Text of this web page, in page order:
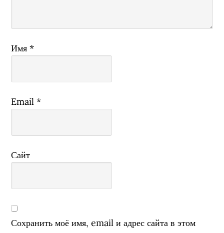
Имя*
Email*
Сайт
Сохранить моё имя, email и адрес сайта в этом